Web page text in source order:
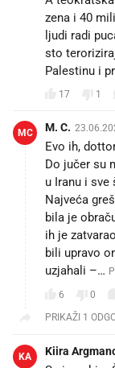
zena i 40
ljudi radi
sto
Palestinu i
MC
Evo ih,
Do jučer su
u Iranu i
Najveća
bila je
ih je
bili upravo
uzjahali –…
PRIKAŽI 1
KA
Sa iranskim